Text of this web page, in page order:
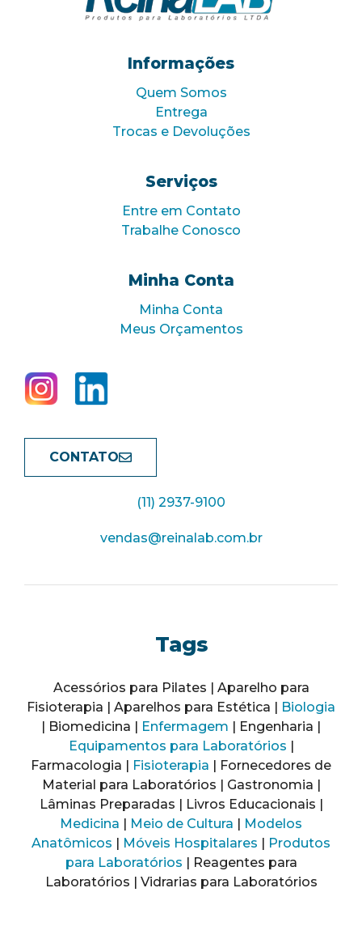
Informações
Quem Somos
Entrega
Trocas e Devoluções
Serviços
Entre em Contato
Trabalhe Conosco
Minha Conta
Minha Conta
Meus Orçamentos
CONTATO
(11) 2937-9100
vendas@reinalab.com.br
Tags
Acessórios para Pilates | Aparelho para
Fisioterapia | Aparelhos para Estética | Biologia
| Biomedicina | Enfermagem | Engenharia |
Equipamentos para Laboratórios |
Farmacologia | Fisioterapia | Fornecedores de
Material para Laboratórios | Gastronomia |
Lâminas Preparadas | Livros Educacionais |
Medicina | Meio de Cultura | Modelos
Anatômicos | Móveis Hospitalares | Produtos
para Laboratórios | Reagentes para
Laboratórios | Vidrarias para Laboratórios